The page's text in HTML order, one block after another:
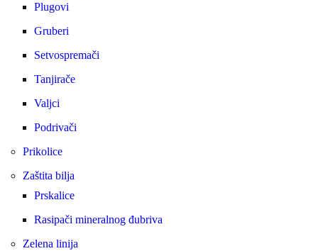
Plugovi
Gruberi
Setvospremači
Tanjirače
Valjci
Podrivači
Prikolice
Zaštita bilja
Prskalice
Rasipači mineralnog đubriva
Zelena linija